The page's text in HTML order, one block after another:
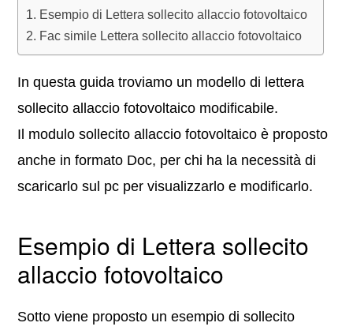
Esempio di Lettera sollecito allaccio fotovoltaico
Fac simile Lettera sollecito allaccio fotovoltaico
In questa guida troviamo un modello di lettera
sollecito allaccio fotovoltaico modificabile.
Il modulo sollecito allaccio fotovoltaico è proposto
anche in formato Doc, per chi ha la necessità di
scaricarlo sul pc per visualizzarlo e modificarlo.
Esempio di Lettera sollecito
allaccio fotovoltaico
Sotto viene proposto un esempio di sollecito